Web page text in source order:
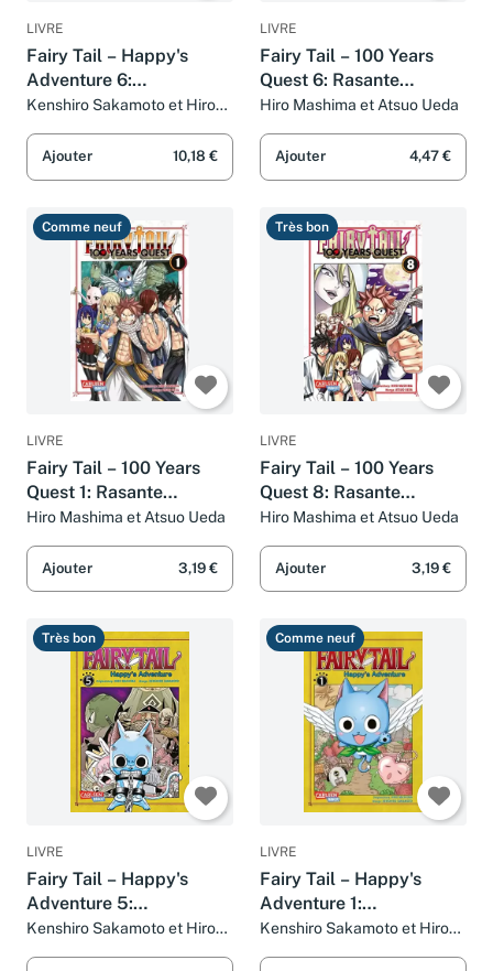
LIVRE
Fairy Tail – Happy's
Adventure 6:
Humorvoller Action-
Manga in einem
Paralleluniversum voller
Tiere
Kenshiro Sakamoto et Hiro
Ajouter 10,18 €
LIVRE
Fairy Tail – 100 Years
Quest 6: Rasante
Fantasy-Action voller
Magie, Freundschaft und
Abenteuer
Hiro Mashima et Atsuo Ueda
Ajouter 4,47 €
Comme neuf
LIVRE
Fairy Tail – 100 Years
Quest 1: Rasante
Fantasy-Action voller
Abenteuer
Hiro Mashima et Atsuo Ueda
Ajouter 3,19 €
Très bon
LIVRE
Fairy Tail – 100 Years
Quest 8: Rasante
Fantasy-Action voller
Abenteuer
Hiro Mashima et Atsuo Ueda
Ajouter 3,19 €
Très bon
LIVRE
Fairy Tail – Happy's
Adventure 5:
Humorvoller Action-
Manga in einem
Kenshiro Sakamoto et Hiro
Comme neuf
LIVRE
Fairy Tail – Happy's
Adventure 1:
Humorvoller Action-
Manga in einem
Kenshiro Sakamoto et Hiro